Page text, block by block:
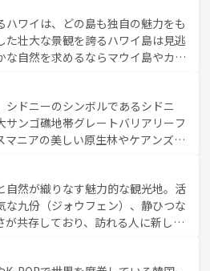
音楽と美食が融合した独特の文化
がら、その多様性と豊かな歴史を
旅も、アメリカならではの贅沢な
一覧を参照してほしい。
ワイは、どの島も独自の魅力をも
た壮大な景観を誇るハワイ島は見逃
自然を求めるならマウイ島やカウ
る人々を迎えてくれるハワイの
伝統的なフラダンスなど、すべて
動が待っているハワイを、存分に
覧を参照してほしい。
ドニーのシンボルであるシドニ
ンゴ礁地帯グレートバリアリーフ
ニアの美しい原生林やケアンズの
実しており、サーフィンやダイビ
ーストラリアの多彩な魅力を存分
ンテンツ一覧を参照してほしい。
自然が織りなす魅力的な観光地。活
九份（ジォウフェン）、静ひつな
共存しており、訪れる人に新しい
ど、バラエティ豊かな料理が味わ